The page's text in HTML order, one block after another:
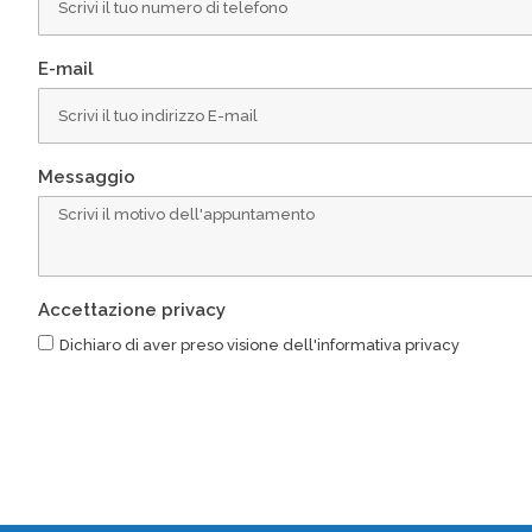
E-mail
Messaggio
Accettazione privacy
Dichiaro di aver preso visione dell'informativa privacy